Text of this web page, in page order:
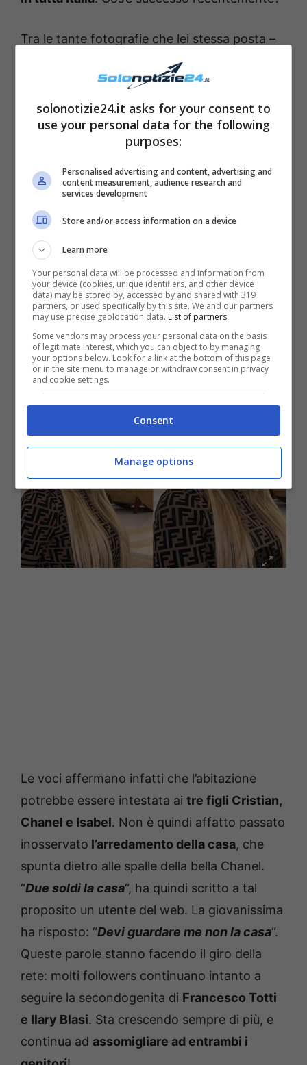
Tra le tante fotografie che lei stessa posta –
alcune in compagnia del fratello e altre
insieme alle sue amiche – è spuntato
che Chanel ha pensato bene di condividere
con tutti coloro che la seguono. Nel post in
questione, la Totti sta indossando una
maglietta di Fendi– che costa circa 890 euro
– e si trova nelsalotto della villa lussuosa
che i suoi genitori hanno acquistato all’Eur.
alcune indiscrezioni su
dimora.
Le voci affermano infatti che l’abitazione
potrebbe essere intestata ai tre figli Cristian,
Chanel e Isabel. Non è quindi affatto passato
inosservato l’arredamento della casa, che
spunta dietro alle spalle della bella Chanel.
“Due soldi la casa“, ha quindi scritto a tal
proposito un utente del web. La giovanissima
ha risposto: “Devi guardare me non la casa“.
Queste parole stanno facendo il giro della
rete: molti followers continuano intanto a
seguire la secondogenita di Francesco Totti
e Ilary Blasi. Sta crescendo sempre di più, e
continua ad assomigliare ad entrambi i
solonotizie24.it asks for your consent to
use your personal data for the following
purposes:
Personalised advertising and content, advertising and
content measurement, audience research and
services development
Store and/or access information on a device
Learn more
Your personal data will be processed and information from
your device (cookies, unique identifiers, and other device
data) may be stored by, accessed by and shared with 319
partners, or used specifically by this site. We and our partners
may use precise geolocation data. List of partners.
Some vendors may process your personal data on the basis
of legitimate interest, which you can object to by managing
your options below. Look for a link at the bottom of this page
or in the site menu to manage or withdraw consent in privacy
and cookie settings.
Consent
Manage options